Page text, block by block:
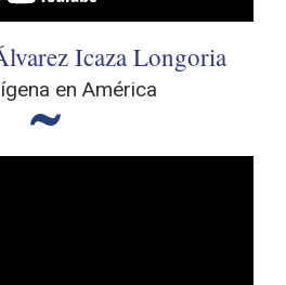
Icaza Longoria
en América